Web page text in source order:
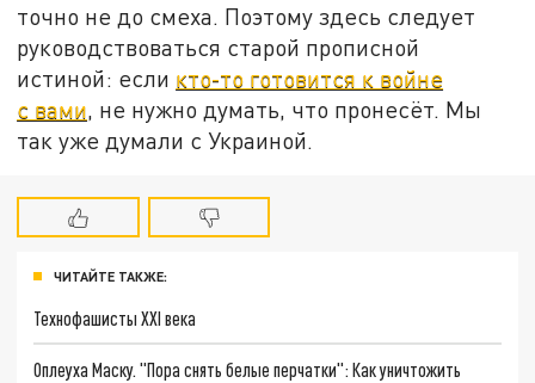
точно не до смеха. Поэтому здесь следует
руководствоваться старой прописной
истиной: если кто-то готовится к войне
с вами , не нужно думать, что пронесёт. Мы
так уже думали с Украиной.
ЧИТАЙТЕ ТАКЖЕ:
Технофашисты XXI века
Оплеуха Маску. "Пора снять белые перчатки": Как уничтожить